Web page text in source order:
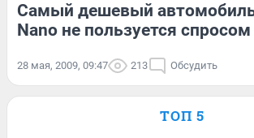
Самый дешевый
Nano не пользуется спросом
28 мая, 2009, 09:47 213 Обсудить
ТОП 5